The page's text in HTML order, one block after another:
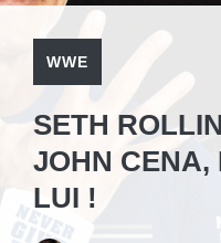
WWE
SETH
JOHN CENA,
LUI !